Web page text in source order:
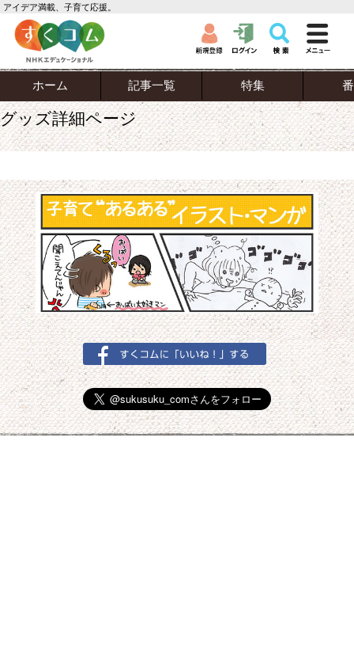
アイデア満載、子育て応援。
ホーム 記事一覧 特集
グッズ詳細ページ